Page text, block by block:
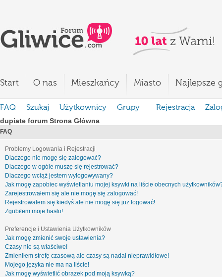
Start O nas Mieszkańcy Miasto Najlepsze
FAQ Szukaj Użytkownicy Grupy Rejestracja
dupiate forum Strona Główna
FAQ
Problemy Logowania i Rejestracji
Dlaczego nie mogę się zalogować?
Dlaczego w ogóle muszę się rejestrować?
Dlaczego wciąż jestem wylogowywany?
Jak mogę zapobiec wyświetlaniu mojej ksywki na liście obecnych
Zarejestrowałem się ale nie mogę się zalogować!
Rejestrowałem się kiedyś ale nie mogę się już logować!
Zgubiłem moje hasło!
Preferencje i Ustawienia Użytkowników
Jak mogę zmienić swoje ustawienia?
Czasy nie są właściwe!
Zmieniłem strefę czasową ale czasy są nadal nieprawidłowe!
Mojego języka nie ma na liście!
Jak mogę wyświetlić obrazek pod moją ksywką?